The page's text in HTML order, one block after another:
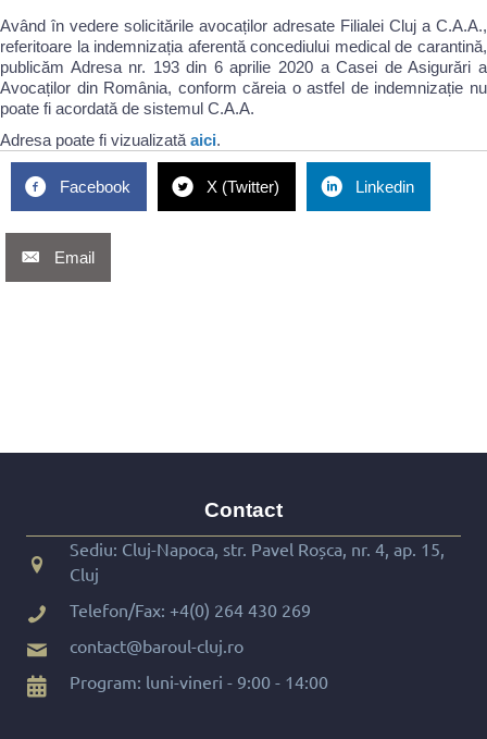
Având în vedere solicitările avocaților adresate Filialei Cluj a C.A.A.,
referitoare la indemnizația aferentă concediului medical de carantină,
publicăm Adresa nr. 193 din 6 aprilie 2020 a Casei de Asigurări a
Avocaților din România, conform căreia o astfel de indemnizație nu
poate fi acordată de sistemul C.A.A.
Adresa poate fi vizualizată aici.
Facebook X (Twitter) Linkedin
Email
Contact
Sediu: Cluj-Napoca, str. Pavel Roșca, nr. 4, ap. 15,
Cluj
Telefon/Fax: +4(0) 264 430 269
contact@baroul-cluj.ro
Program: luni-vineri - 9:00 - 14:00